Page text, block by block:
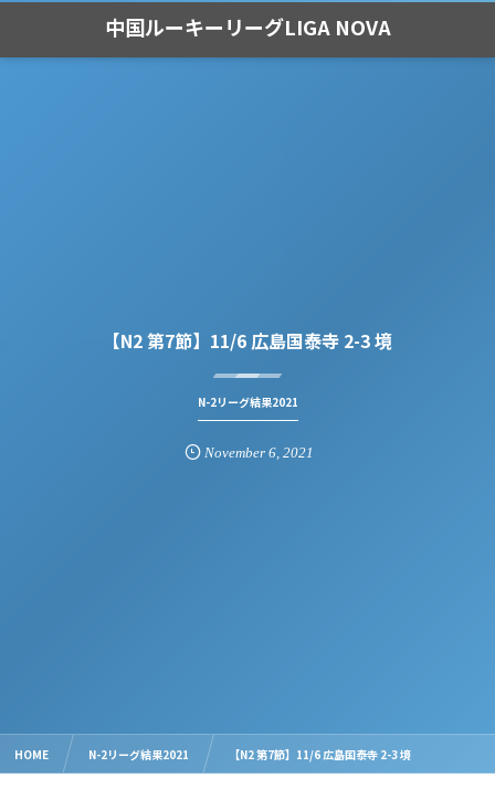
中国ルーキーリーグLIGA NOVA
【N2 第7節】11/6 広島国泰寺 2-3 境
N-2リーグ結果2021
November 6,2021
HOME N-2リーグ結果2021 【N2 第7節】11/6 広島国泰寺 2-3 境